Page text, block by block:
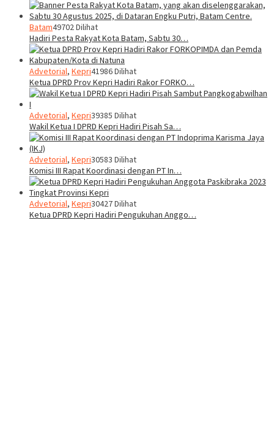
Batam49702 Dilihat
Hadiri Pesta Rakyat Kota Batam, Sabtu 30…
Advetorial, Kepri41986 Dilihat
Ketua DPRD Prov Kepri Hadiri Rakor FORKO…
Advetorial, Kepri39385 Dilihat
Wakil Ketua I DPRD Kepri Hadiri Pisah Sa…
Advetorial, Kepri30583 Dilihat
Komisi III Rapat Koordinasi dengan PT In…
Advetorial, Kepri30427 Dilihat
Ketua DPRD Kepri Hadiri Pengukuhan Anggo…